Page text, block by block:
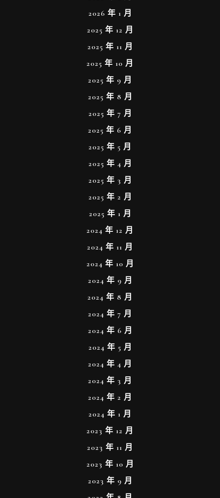
2026 年 1 月
2025 年 12 月
2025 年 11 月
2025 年 10 月
2025 年 9 月
2025 年 8 月
2025 年 7 月
2025 年 6 月
2025 年 5 月
2025 年 4 月
2025 年 3 月
2025 年 2 月
2025 年 1 月
2024 年 12 月
2024 年 11 月
2024 年 10 月
2024 年 9 月
2024 年 8 月
2024 年 7 月
2024 年 6 月
2024 年 5 月
2024 年 4 月
2024 年 3 月
2024 年 2 月
2024 年 1 月
2023 年 12 月
2023 年 11 月
2023 年 10 月
2023 年 9 月